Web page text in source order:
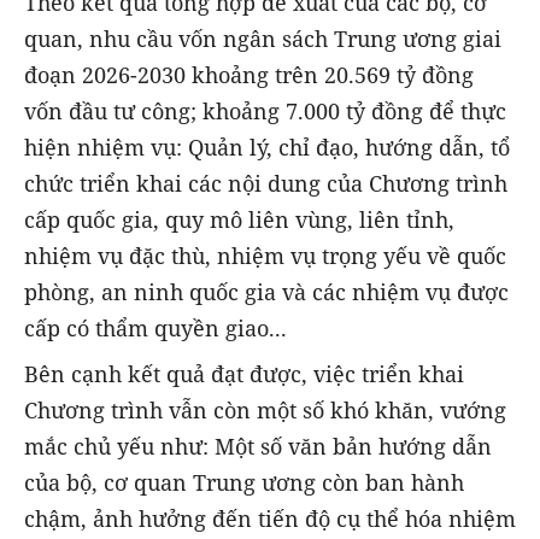
quan, nhu cầu vốn ngân sách Trung ương giai
đoạn 2026-2030 khoảng trên 20.569 tỷ đồng
vốn đầu tư công; khoảng 7.000 tỷ đồng để thực
hiện nhiệm vụ: Quản lý, chỉ đạo, hướng dẫn, tổ
chức triển khai các nội dung của Chương trình
cấp quốc gia, quy mô liên vùng, liên tỉnh,
nhiệm vụ đặc thù, nhiệm vụ trọng yếu về quốc
phòng, an ninh quốc gia và các nhiệm vụ được
cấp có thẩm quyền giao...
Bên cạnh kết quả đạt được, việc triển khai
Chương trình vẫn còn một số khó khăn, vướng
mắc chủ yếu như: Một số văn bản hướng dẫn
của bộ, cơ quan Trung ương còn ban hành
chậm, ảnh hưởng đến tiến độ cụ thể hóa nhiệm